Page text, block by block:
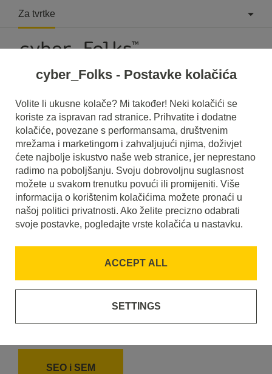
Za tvrtke
Read what it isLink Gap in our dictionary.
It will help you better understand what exactly it isLink Gap
and what is the meaning to you in everyday use.
A B C D E F G H I
J K L M N O P Q R
V W X
SEO i SEM
cyber_Folks - Postavke kolačića
Volite li ukusne kolače? Mi također! Neki kolačići se
koriste za ispravan rad stranice. Prihvatite i dodatne
kolačiće, povezane s performansama, društvenim
mrežama i marketingom i zahvaljujući njima, doživjet
ćete najbolje iskustvo naše web stranice, jer neprestano
radimo na poboljšanju. Svoju dobrovoljnu suglasnost
možete u svakom trenutku povući ili promijeniti. Više
informacija o korištenim kolačićima možete pronaći u
našoj politici privatnosti. Ako želite precizno odabrati
svoje postavke, pogledajte vrste kolačića u nastavku.
ACCEPT ALL
SETTINGS